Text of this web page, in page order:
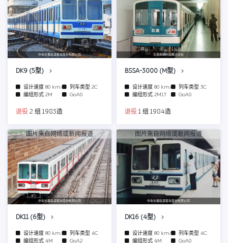
中车长春轨道客车股份有限公司
DK9 (5型)
设计速度 80 km/h 列车类型 2C
编组形式 2M GoA0
退役 2 组 1983造
东急车辆制造株式会社
BSSA-3000 (M型)
设计速度 80 km/h 列车类型 3C
编组形式 2M1T GoA0
退役 1 组 1984造
图片来自网络或新闻报道
中车长春轨道客车股份有限公司
DK11 (6型)
设计速度 80 km/h 列车类型 4C
编组形式 4M GoA2
图片来自网络或新闻报道
中车长春轨道客车股份有限公司
DK16 (4型)
设计速度 80 km/h 列车类型 4C
编组形式 4M GoA0